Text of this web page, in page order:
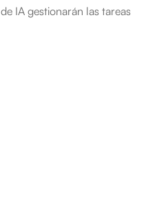
IA gestionarán las tareas